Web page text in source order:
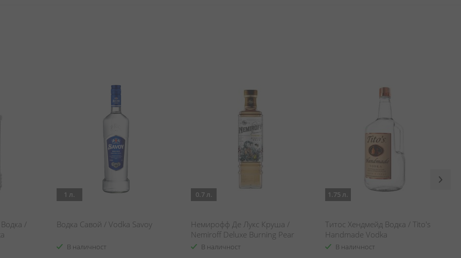
/
1 л.
Водка Савой / Vodka Savoy
В наличност
0.7 л.
Немирофф Де Лукс Круша /
Nemiroff Deluxe Burning Pear
В наличност
1.75 л.
Титос Хендмейд Водка / Tito's
Handmade Vodka
В наличност